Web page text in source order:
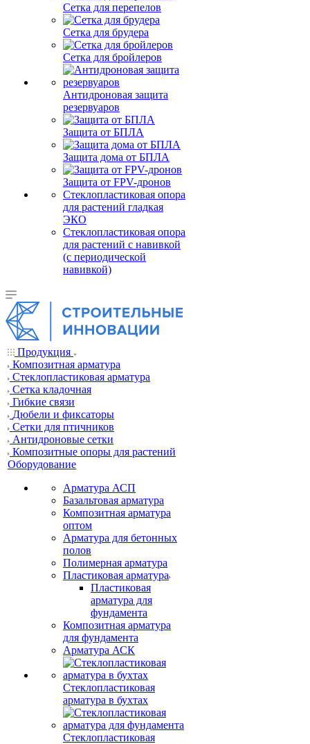
Сетка для перепелов
Сетка для брудера
Сетка для бройлеров
Антидроновая защита
резервуаров
Защита от БПЛА
Защита дома от БПЛА
Защита от FPV-дронов
Стеклопластиковая опора
для растений гладкая
ЭКО
Стеклопластиковая опора
для растений с навивкой
(с периодической
навивкой)
Продукция
Композитная арматура
Cтеклопластиковая арматура
Сетка кладочная
Гибкие связи
Дюбели и фиксаторы
Сетки для птичников
Антидроновые сетки
Композитные опоры для растений
Оборудование
Арматура АСП
Базальтовая арматура
Композитная арматура
оптом
Арматура для бетонных
полов
Полимерная арматура
Пластиковая арматура
Пластиковая
арматура для
фундамента
Композитная арматура
для фундамента
Арматура АСК
Стеклопластиковая
арматура в бухтах
Стеклопластиковая